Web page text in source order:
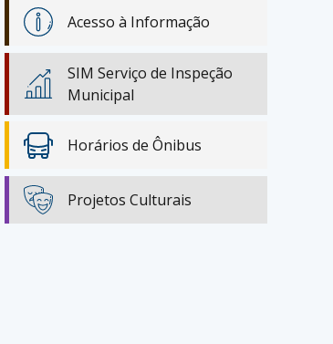
Acesso à Informação
SIM Serviço de Inspeção
Municipal
Horários de Ônibus
Projetos Culturais